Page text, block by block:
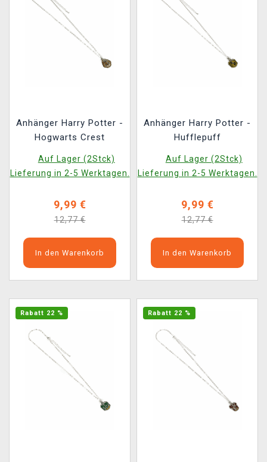
Anhänger Harry Potter -
Hogwarts Crest
Auf Lager (2Stck)
Lieferung in 2-5 Werktagen.
9,99 €
12,77 €
In den Warenkorb
Anhänger Harry Potter -
Hufflepuff
Auf Lager (2Stck)
Lieferung in 2-5 Werktagen.
9,99 €
12,77 €
In den Warenkorb
Rabatt 22 % Rabatt 22 %